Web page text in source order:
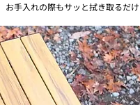
お手入れの際もサッと拭き取るだ